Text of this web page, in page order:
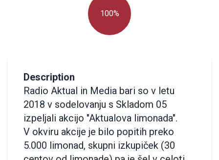
100%
Description
Radio Aktual in Media bari so v letu
2018 v sodelovanju s Skladom 05
izpeljali akcijo "Aktualova limonada".
V okviru akcije je bilo popitih preko
5.000 limonad, skupni izkupiček (30